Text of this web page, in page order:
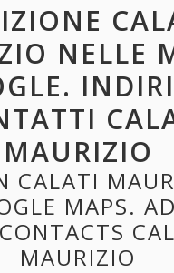
NELLE
MAURIZIO
CALATI
MAPS.
MAURIZIO